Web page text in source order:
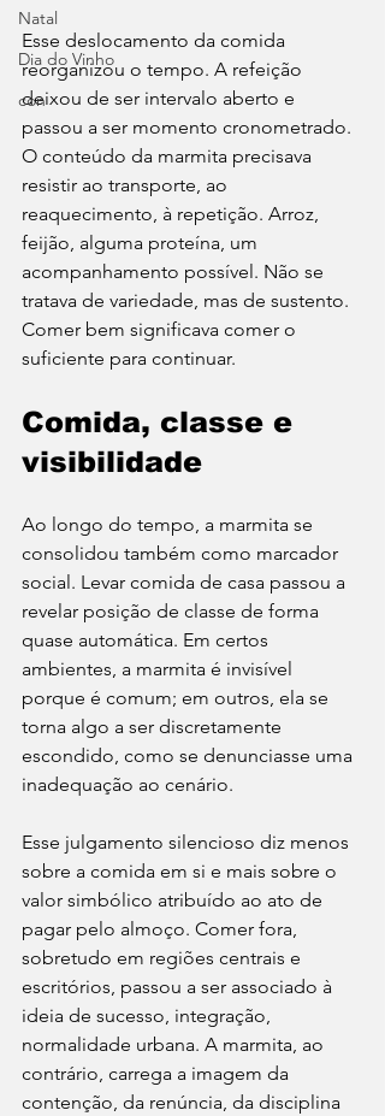
Natal
Dia do Vinho
con
Esse deslocamento da comida
reorganizou o tempo. A refeição
deixou de ser intervalo aberto e
passou a ser momento cronometrado.
O conteúdo da marmita precisava
resistir ao transporte, ao
reaquecimento, à repetição. Arroz,
feijão, alguma proteína, um
acompanhamento possível. Não se
tratava de variedade, mas de sustento.
Comer bem significava comer o
suficiente para continuar.
Comida, classe e
visibilidade
Ao longo do tempo, a marmita se
consolidou também como marcador
social. Levar comida de casa passou a
revelar posição de classe de forma
quase automática. Em certos
ambientes, a marmita é invisível
porque é comum; em outros, ela se
torna algo a ser discretamente
escondido, como se denunciasse uma
inadequação ao cenário.
Esse julgamento silencioso diz menos
sobre a comida em si e mais sobre o
valor simbólico atribuído ao ato de
pagar pelo almoço. Comer fora,
sobretudo em regiões centrais e
escritórios, passou a ser associado à
ideia de sucesso, integração,
normalidade urbana. A marmita, ao
contrário, carrega a imagem da
contenção, da renúncia, da disciplina